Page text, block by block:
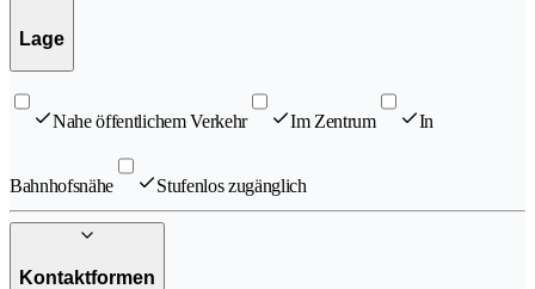
Lage
Nahe öffentlichem Verkehr Im Zentrum In
Bahnhofsnähe Stufenlos zugänglich
Kontaktformen